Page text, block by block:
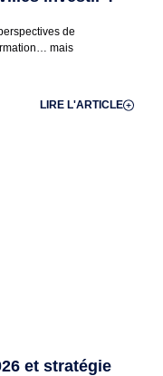
de
mais
LIRE L'ARTICLE
et stratégie